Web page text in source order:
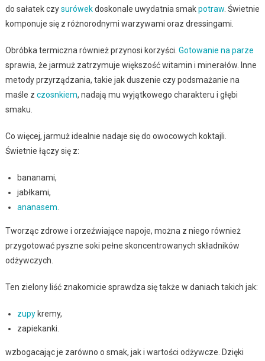
do sałatek czysurówekdoskonale uwydatnia smakpotraw. Świetnie
komponuje się z różnorodnymi warzywami oraz dressingami.
Obróbka termiczna również przynosi korzyści. Gotowanie na parze
sprawia, że jarmuż zatrzymuje większość witamin i minerałów. Inne
metody przyrządzania, takie jak duszenie czy podsmażanie na
maśle z czosnkiem, nadają mu wyjątkowego charakteru i głębi
smaku.
Co więcej, jarmuż idealnie nadaje się do owocowych koktajli.
Świetnie łączy się z:
bananami,
jabłkami,
ananasem
Tworząc zdrowe i orzeźwiające napoje, można z niego również
przygotować pyszne soki pełne skoncentrowanych składników
odżywczych.
Ten zielony liść znakomicie sprawdza się także w daniach takich jak:
zupykremy,
zapiekanki.
wzbogacając je zarówno o smak, jak i wartości odżywcze. Dzięki